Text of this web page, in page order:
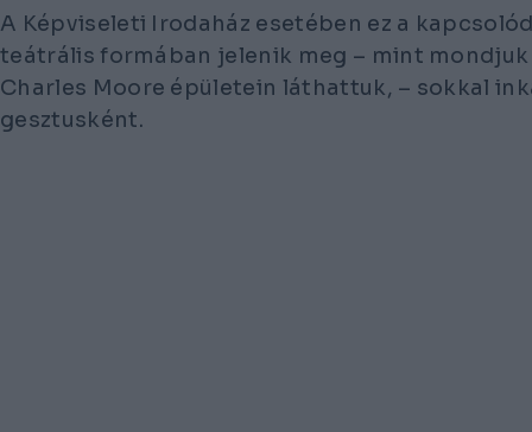
A Képviseleti Irodaház esetében ez a
teátrális formában jelenik meg – mint
Charles Moore épületein láthattuk, – sokkal
gesztusként.